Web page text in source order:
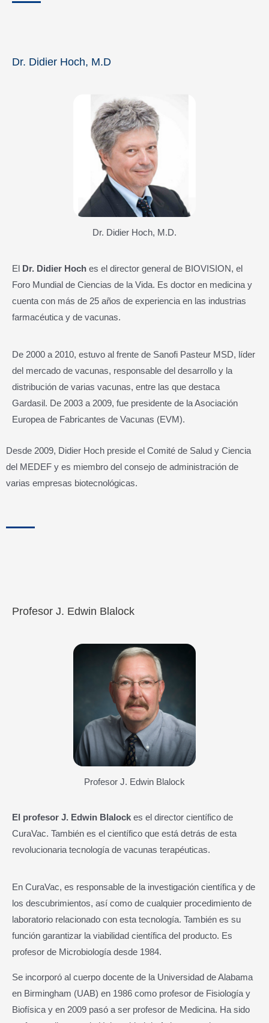
Dr. Didier Hoch, M.D
Dr. Didier Hoch, M.D.
El Dr. Didier Hoch es el director general de BIOVISION, el
Foro Mundial de Ciencias de la Vida. Es doctor en medicina y
cuenta con más de 25 años de experiencia en las industrias
farmacéutica y de vacunas.
De 2000 a 2010, estuvo al frente de Sanofi Pasteur MSD, líder
del mercado de vacunas, responsable del desarrollo y la
distribución de varias vacunas, entre las que destaca
Gardasil. De 2003 a 2009, fue presidente de la Asociación
Europea de Fabricantes de Vacunas (EVM).
Desde 2009, Didier Hoch preside el Comité de Salud y Ciencia
del MEDEF y es miembro del consejo de administración de
varias empresas biotecnológicas.
Profesor J. Edwin Blalock
Profesor J. Edwin Blalock
El profesor J. Edwin Blalock es el director científico de
CuraVac. También es el científico que está detrás de esta
revolucionaria tecnología de vacunas terapéuticas.
En CuraVac, es responsable de la investigación científica y de
los descubrimientos, así como de cualquier procedimiento de
laboratorio relacionado con esta tecnología. También es su
función garantizar la viabilidad científica del producto. Es
profesor de Microbiología desde 1984.
Se incorporó al cuerpo docente de la Universidad de Alabama
en Birmingham (UAB) en 1986 como profesor de Fisiología y
Biofísica y en 2009 pasó a ser profesor de Medicina. Ha sido